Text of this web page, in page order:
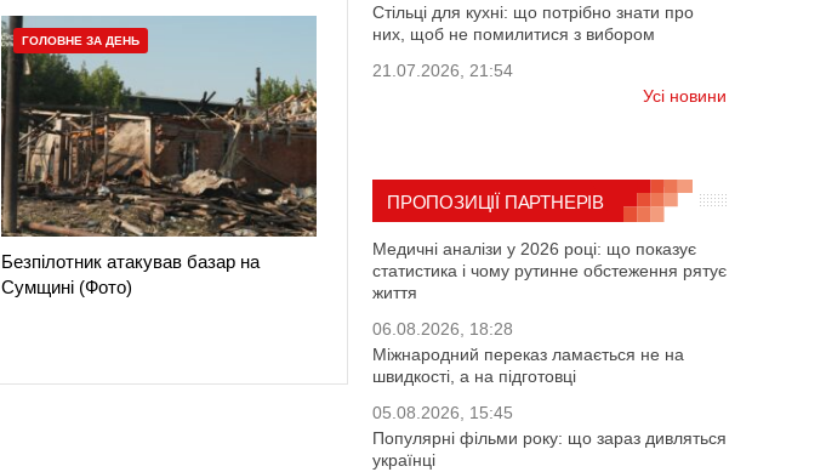
ГОЛОВНЕ ЗА ДЕНЬ
Безпілотник атакував базар на
Сумщині (Фото)
Стільці для кухні: що потрібно знати про
них, щоб не помилитися з вибором
21.07.2026, 21:54
Усі новини
ПРОПОЗИЦІЇ ПАРТНЕРІВ
Медичні аналізи у 2026 році: що показує
статистика і чому рутинне обстеження рятує
життя
06.08.2026, 18:28
Міжнародний переказ ламається не на
швидкості, а на підготовці
05.08.2026, 15:45
Популярні фільми року: що зараз дивляться
українці